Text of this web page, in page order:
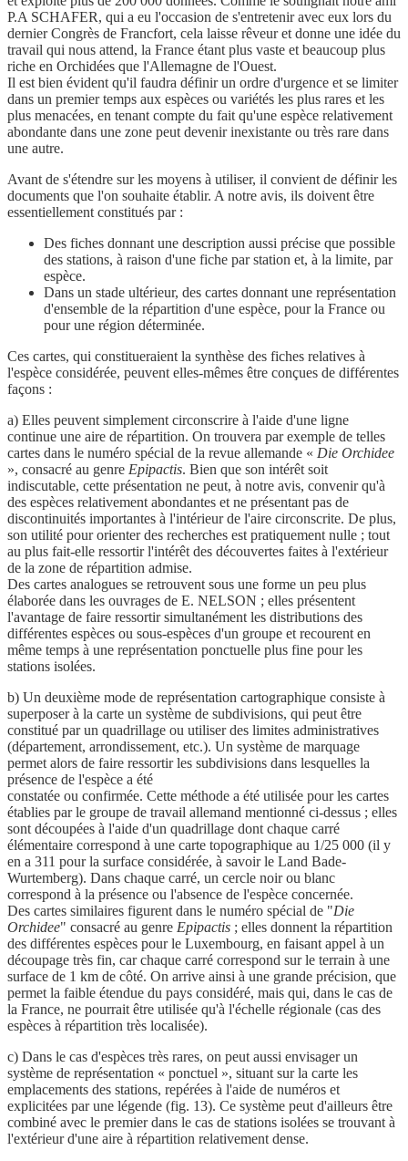
P.A SCHAFER, qui a eu l'occasion de s'entretenir avec eux lors du
dernier Congrès de Francfort, cela laisse rêveur et donne une idée du
travail qui nous attend, la France étant plus vaste et beaucoup plus
riche en Orchidées que l'Allemagne de l'Ouest.
Il est bien évident qu'il faudra définir un ordre d'urgence et se limiter
dans un premier temps aux espèces ou variétés les plus rares et les
plus menacées, en tenant compte du fait qu'une espèce relativement
abondante dans une zone peut devenir inexistante ou très rare dans
une autre.
Avant de s'étendre sur les moyens à utiliser, il convient de définir les
documents que l'on souhaite établir. A notre avis, ils doivent être
essentiellement constitués par :
Des fiches donnant une description aussi précise que possible
des stations, à raison d'une fiche par station et, à la limite, par
espèce.
Dans un stade ultérieur, des cartes donnant une représentation
d'ensemble de la répartition d'une espèce, pour la France ou
pour une région déterminée.
Ces cartes, qui constitueraient la synthèse des fiches relatives à
l'espèce considérée, peuvent elles-mêmes être conçues de différentes
façons :
a) Elles peuvent simplement circonscrire à l'aide d'une ligne
continue une aire de répartition. On trouvera par exemple de telles
cartes dans le numéro spécial de la revue allemande « Die Orchidee
», consacré au genre Epipactis. Bien que son intérêt soit
indiscutable, cette présentation ne peut, à notre avis, convenir qu'à
des espèces relativement abondantes et ne présentant pas de
discontinuités importantes à l'intérieur de l'aire circonscrite. De plus,
son utilité pour orienter des recherches est pratiquement nulle ; tout
au plus fait-elle ressortir l'intérêt des découvertes faites à l'extérieur
de la zone de répartition admise.
Des cartes analogues se retrouvent sous une forme un peu plus
élaborée dans les ouvrages de E. NELSON ; elles présentent
l'avantage de faire ressortir simultanément les distributions des
différentes espèces ou sous-espèces d'un groupe et recourent en
même temps à une représentation ponctuelle plus fine pour les
stations isolées.
b) Un deuxième mode de représentation cartographique consiste à
superposer à la carte un système de subdivisions, qui peut être
constitué par un quadrillage ou utiliser des limites administratives
(département, arrondissement, etc.). Un système de marquage
permet alors de faire ressortir les subdivisions dans lesquelles la
présence de l'espèce a été
constatée ou confirmée. Cette méthode a été utilisée pour les cartes
établies par le groupe de travail allemand mentionné ci-dessus ; elles
sont découpées à l'aide d'un quadrillage dont chaque carré
élémentaire correspond à une carte topographique au 1/25 000 (il y
en a 311 pour la surface considérée, à savoir le Land Bade-
Wurtemberg). Dans chaque carré, un cercle noir ou blanc
correspond à la présence ou l'absence de l'espèce concernée.
Des cartes similaires figurent dans le numéro spécial de "Die
Orchidee" consacré au genre Epipactis ; elles donnent la répartition
des différentes espèces pour le Luxembourg, en faisant appel à un
découpage très fin, car chaque carré correspond sur le terrain à une
surface de 1 km de côté. On arrive ainsi à une grande précision, que
permet la faible étendue du pays considéré, mais qui, dans le cas de
la France, ne pourrait être utilisée qu'à l'échelle régionale (cas des
espèces à répartition très localisée).
c) Dans le cas d'espèces très rares, on peut aussi envisager un
système de représentation « ponctuel », situant sur la carte les
emplacements des stations, repérées à l'aide de numéros et
explicitées par une légende (fig. 13). Ce système peut d'ailleurs être
combiné avec le premier dans le cas de stations isolées se trouvant à
l'extérieur d'une aire à répartition relativement dense.